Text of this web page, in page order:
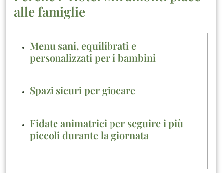
alle famiglie
Menu sani, equilibrati e
personalizzati per i bambini
Spazi sicuri per giocare
Fidate animatrici per seguire i più
piccoli durante la giornata